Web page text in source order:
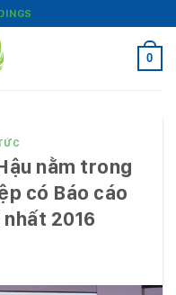
0
nằm trong
có Báo cáo
2016